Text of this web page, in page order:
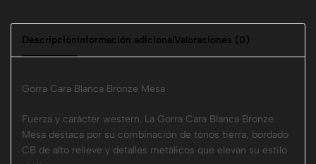
DescripciónInformación adicionalValoraciones (0)
Gorra Cara Blanca Bronze Mesa
Fuerza y carácter western. La Gorra Cara Blanca Bronze
Mesa destaca por su combinación de tonos tierra, bordado
CB de alto relieve y detalles metálicos que elevan su estilo